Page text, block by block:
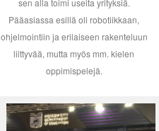
sen alla toimi useita yrityksiä.
Pääasiassa esillä oli robotiikkaan,
ohjelmointiin ja erilaiseen rakenteluun
liittyvää, mutta myös mm. kielen
oppimispelejä.